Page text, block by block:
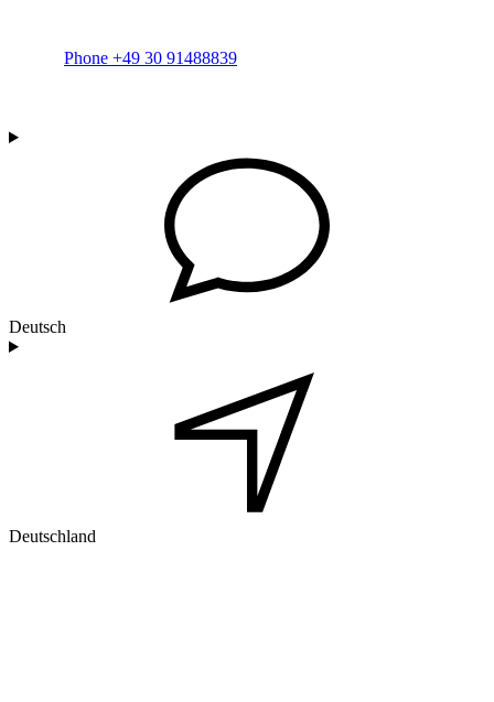
Phone +49 30 91488839
Deutsch
Deutschland